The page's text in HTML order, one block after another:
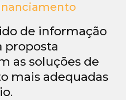
de informação
proposta
as soluções de
mais adequadas